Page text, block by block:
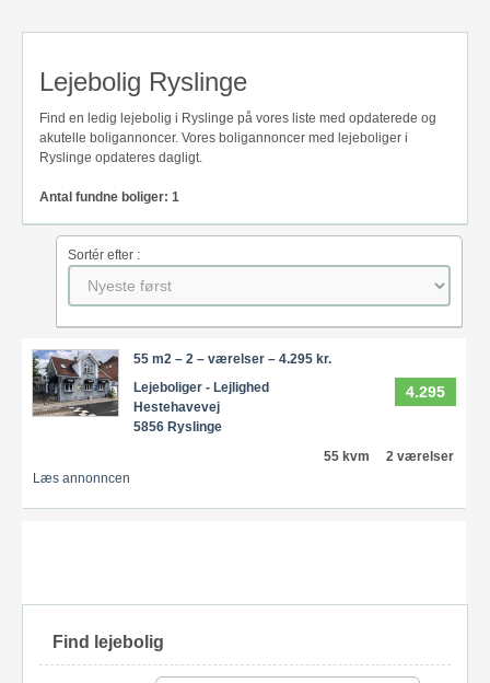
Lejebolig Ryslinge
Find en ledig lejebolig i Ryslinge på vores liste med opdaterede og
akutelle boligannoncer. Vores boligannoncer med lejeboliger i
Ryslinge opdateres dagligt.
Antal fundne boliger: 1
Sortér efter :
55 m2 – 2 – værelser – 4.295 kr.
4.295
Lejeboliger - Lejlighed
Hestehavevej
5856 Ryslinge
55 kvm
2 værelser
Læs annonncen
Find lejebolig